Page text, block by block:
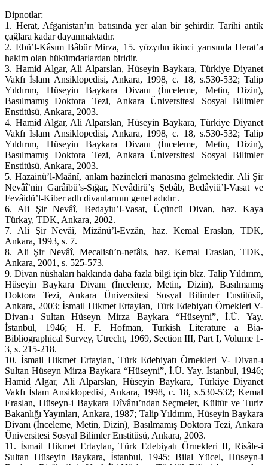
Dipnotlar:
1. Herat, Afganistan’ın batısında yer alan bir şehirdir. Tarihi antik
çağlara kadar dayanmaktadır.
2. Ebü’l-Kâsım Bâbür Mirza, 15. yüzyılın ikinci yarısında Herat’a
hakim olan hükümdarlardan biridir.
3. Hamid Algar, Ali Alparslan, Hüseyin Baykara, Türkiye Diyanet
Vakfı İslam Ansiklopedisi, Ankara, 1998, c. 18, s.530-532; Talip
Yıldırım, Hüseyin Baykara Divanı (İnceleme, Metin, Dizin),
Basılmamış Doktora Tezi, Ankara Üniversitesi Sosyal Bilimler
Enstitüsü, Ankara, 2003.
4. Hamid Algar, Ali Alparslan, Hüseyin Baykara, Türkiye Diyanet
Vakfı İslam Ansiklopedisi, Ankara, 1998, c. 18, s.530-532; Talip
Yıldırım, Hüseyin Baykara Divanı (İnceleme, Metin, Dizin),
Basılmamış Doktora Tezi, Ankara Üniversitesi Sosyal Bilimler
Enstitüsü, Ankara, 2003.
5. Hazainü’l-Maânî, anlam hazineleri manasına gelmektedir. Ali Şir
Nevâî’nin Garâibü’s-Sığar, Nevâdirü’ş Şebâb, Bedâyiü’l-Vasat ve
Fevâidü’l-Kiber adlı divanlarının genel adıdır .
6. Ali Şir Nevâî, Bedayiu’l-Vasat, Üçüncü Divan, haz. Kaya
Türkay, TDK, Ankara, 2002.
7. Ali Şir Nevâî, Mizânü’l-Evzân, haz. Kemal Eraslan, TDK,
Ankara, 1993, s. 7.
8. Ali Şir Nevâî, Mecalisü’n-nefâis, haz. Kemal Eraslan, TDK,
Ankara, 2001, s. 525-573.
9. Divan nüshaları hakkında daha fazla bilgi için bkz. Talip Yıldırım,
Hüseyin Baykara Divanı (İnceleme, Metin, Dizin), Basılmamış
Doktora Tezi, Ankara Üniversitesi Sosyal Bilimler Enstitüsü,
Ankara, 2003; İsmail Hikmet Ertaylan, Türk Edebiyatı Örnekleri V-
Divan-ı Sultan Hüseyn Mirza Baykara “Hüseyni”, İ.Ü. Yay.
İstanbul, 1946; H. F. Hofman, Turkish Literature a Bia-
Bibliographical Survey, Utrecht, 1969, Section III, Part I, Volume 1-
3, s. 215-218.
10. İsmail Hikmet Ertaylan, Türk Edebiyatı Örnekleri V- Divan-ı
Sultan Hüseyn Mirza Baykara “Hüseyni”, İ.Ü. Yay. İstanbul, 1946;
Hamid Algar, Ali Alparslan, Hüseyin Baykara, Türkiye Diyanet
Vakfı İslam Ansiklopedisi, Ankara, 1998, c. 18, s.530-532; Kemal
Eraslan, Hüseyn-i Baykara Dîvânı’ndan Seçmeler, Kültür ve Turiz
Bakanlığı Yayınları, Ankara, 1987; Talip Yıldırım, Hüseyin Baykara
Divanı (İnceleme, Metin, Dizin), Basılmamış Doktora Tezi, Ankara
Üniversitesi Sosyal Bilimler Enstitüsü, Ankara, 2003.
11. İsmail Hikmet Ertaylan, Türk Edebiyatı Örnekleri II, Risâle-i
Sultan Hüseyin Baykara, İstanbul, 1945; Bilal Yücel, Hüseyn-i